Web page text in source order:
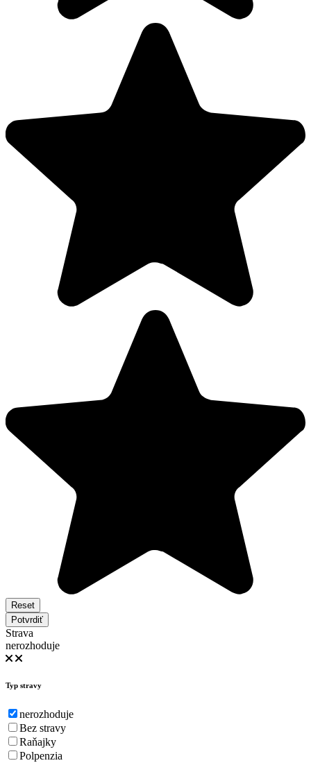
Reset
Potvrdiť
Strava
nerozhoduje
Typ stravy
nerozhoduje
Bez stravy
Raňajky
Polpenzia